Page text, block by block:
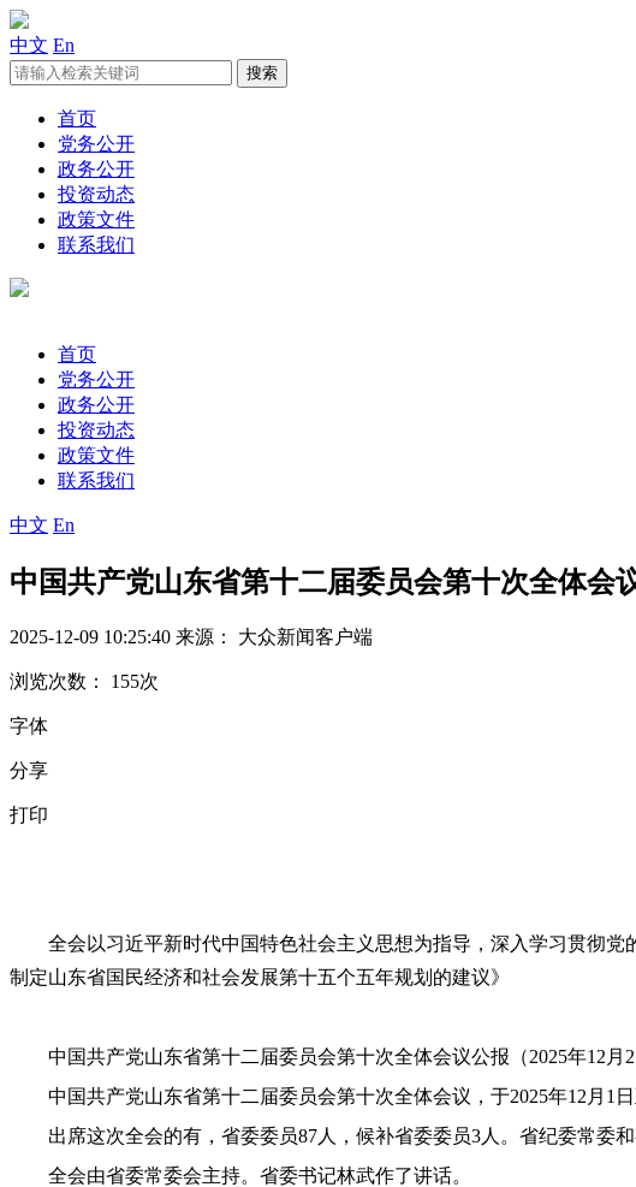
中文 En
首页
党务公开
政务公开
投资动态
政策文件
联系我们
首页
党务公开
政务公开
投资动态
政策文件
联系我们
中文 En
中国共产党山东省第十二届委员会第十次全体会
2025-12-09 10:25:40 来源： 大众新闻客户端
浏览次数： 155次
字体
分享
打印
全会以习近平新时代中国特色社会主义思想为指导，深入学习贯彻
制定山东省国民经济和社会发展第十五个五年规划的建议》
中国共产党山东省第十二届委员会第十次全体会议公报（2025年12
中国共产党山东省第十二届委员会第十次全体会议，于2025年12月1日
出席这次全会的有，省委委员87人，候补省委委员3人。省纪委常委
全会由省委常委会主持。省委书记林武作了讲话。